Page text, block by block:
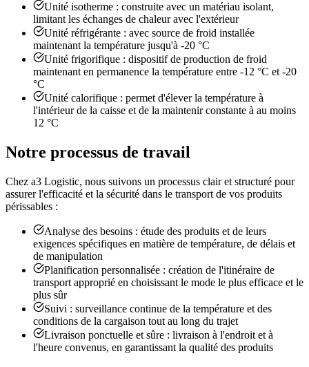
Unité isotherme : construite avec un matériau isolant,
limitant les échanges de chaleur avec l'extérieur
Unité réfrigérante : avec source de froid installée
maintenant la température jusqu'à -20 °C
Unité frigorifique : dispositif de production de froid
maintenant en permanence la température entre -12 °C et -20
°C
Unité calorifique : permet d'élever la température à
l'intérieur de la caisse et de la maintenir constante à au moins
12 °C
Notre processus de travail
Chez a3 Logistic, nous suivons un processus clair et structuré pour
assurer l'efficacité et la sécurité dans le transport de vos produits
périssables :
Analyse des besoins : étude des produits et de leurs
exigences spécifiques en matière de température, de délais et
de manipulation
Planification personnalisée : création de l'itinéraire de
transport approprié en choisissant le mode le plus efficace et le
plus sûr
Suivi : surveillance continue de la température et des
conditions de la cargaison tout au long du trajet
Livraison ponctuelle et sûre : livraison à l'endroit et à
l'heure convenus, en garantissant la qualité des produits